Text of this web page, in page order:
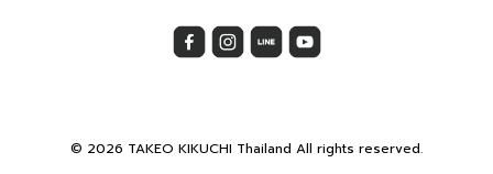
© 2026 TAKEO KIKUCHI Thailand All rights reserved.